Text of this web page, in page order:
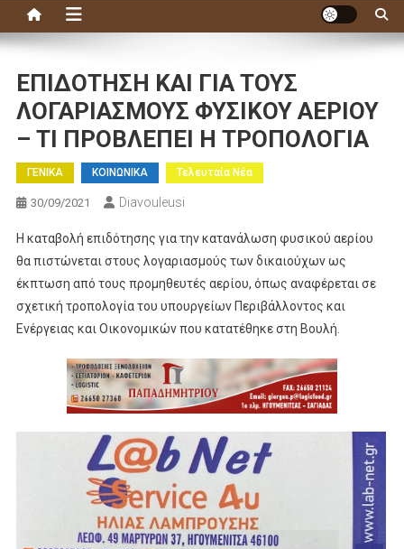
ΕΠΙΔΟΤΗΣΗ ΚΑΙ ΓΙΑ ΤΟΥΣ
ΛΟΓΑΡΙΑΣΜΟΥΣ ΦΥΣΙΚΟΥ ΑΕΡΙΟΥ
– ΤΙ ΠΡΟΒΛΕΠΕΙ Η ΤΡΟΠΟΛΟΓΙΑ
ΓΕΝΙΚΑ ΚΟΙΝΩΝΙΚΑ Τελευταία Νέα
30/09/2021 Diavouleusi
Η καταβολή επιδότησης για την κατανάλωση φυσικού αερίου
θα πιστώνεται στους λογαριασμούς των δικαιούχων ως
έκπτωση από τους προμηθευτές αερίου, όπως αναφέρεται σε
σχετική τροπολογία του υπουργείων Περιβάλλοντος και
Ενέργειας και Οικονομικών που κατατέθηκε στη Βουλή.